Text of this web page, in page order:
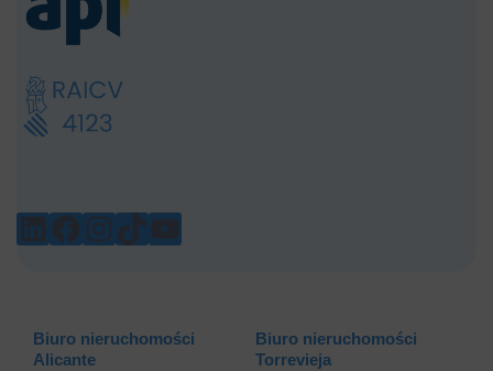
LINKEDIN FACEBOOK INSTAGRAM TIKTOK YOUTUBE
Biuro nieruchomości
Alicante
Biuro nieruchomości
Torrevieja